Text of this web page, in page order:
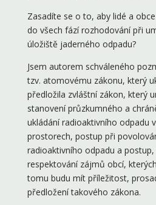
Zasadíte se o to, aby lidé a
do všech fází rozhodování při
úložiště jaderného odpadu?
Jsem autorem schváleného
tzv. atomovému zákonu, který
předložila zvláštní zákon, který
stanovení průzkumného a
ukládání radioaktivního odpadu
prostorech, postup při
radioaktivního odpadu a
respektování zájmů obcí,
tomu budu mít příležitost,
předložení takového zákona.